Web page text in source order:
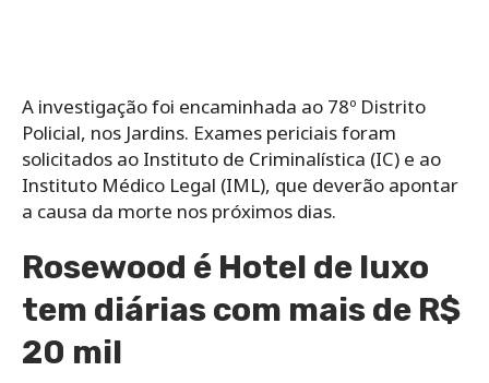
A investigação foi encaminhada ao 78º Distrito
Policial, nos Jardins. Exames periciais foram
solicitados ao Instituto de Criminalística (IC) e ao
Instituto Médico Legal (IML), que deverão apontar
a causa da morte nos próximos dias.
Rosewood é Hotel de luxo
tem diárias com mais de R$
20 mil